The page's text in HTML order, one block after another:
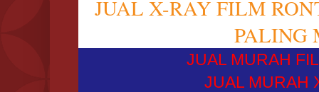
JUAL X-RAY FILM
PALING
JUAL MURAH
JUAL MURAH